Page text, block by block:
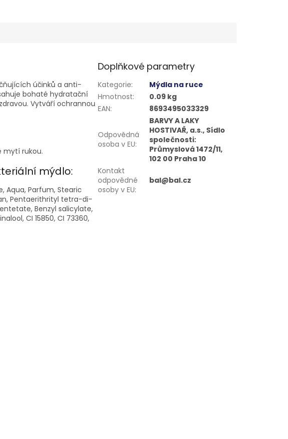
účinků a anti-
bohaté hydratační
Vytváří ochrannou
mytí rukou.
mýdlo:
Aqua, Parfum, Stearic
Pentaerithrityl tetra-di-
Benzyl salicylate,
CI 15850, CI 73360,
Doplňkové parametry
Kategorie:
Mýdla na ruce
Hmotnost:
0.09 kg
EAN: 8693495033329
Odpovědná
osoba v EU:
BARVY A LAKY
HOSTIVAŘ, a.s., Sídlo
společnosti:
Průmyslová 1472/11,
102 00 Praha 10
Kontakt
odpovědné
osoby v EU:
bal@bal.cz